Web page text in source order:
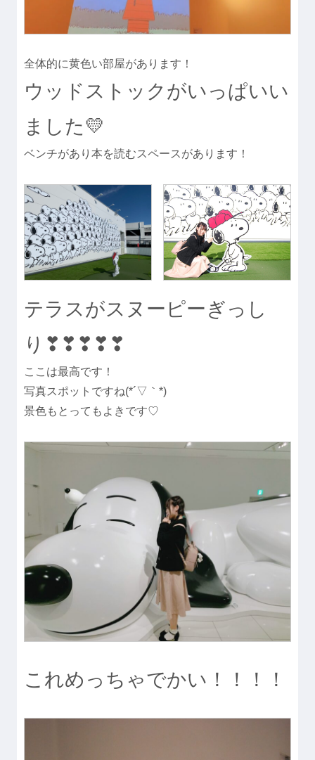
全体的に黄色い部屋があります！
ウッドストックがいっぱいい
ました💛
ベンチがあり本を読むスペースがあります！
テラスがスヌーピーぎっし
り❣❣❣❣❣
ここは最高です！
写真スポットですね(*´▽｀*)
景色もとってもよきです♡
これめっちゃでかい！！！！